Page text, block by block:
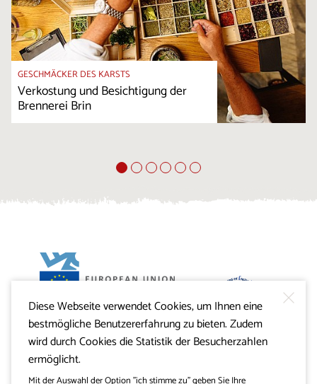
GESCHMÄCKER DES KARSTS
Verkostung und Besichtigung der
Brennerei Brin
Projekt Visitkras. Die Investition wird von der Republik
Slowenien und von der Europäischen Union aus dem
Europäischen Fonds für regionale Entwicklung
mitfinanziert.
Diese Webseite verwendet Cookies, um Ihnen eine
bestmögliche Benutzererfahrung zu bieten. Zudem
wird durch Cookies die Statistik der Besucherzahlen
ermöglicht.
Mit der Auswahl der Option "ich stimme zu" geben Sie Ihre